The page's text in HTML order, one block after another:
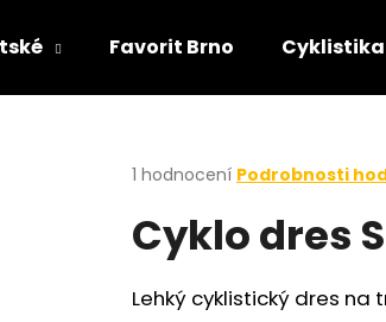
Favorit Brno Cyklistika
Průměrné
produktu
je
z
5
1 hodnocení Podrobnosti
Cyklo dres
Lehký cyklistický dres na
HLEDAT